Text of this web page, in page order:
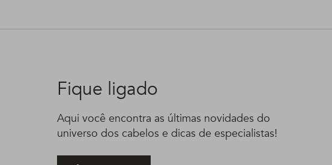
Fique ligado
Aqui você encontra as últimas novidades do
universo dos cabelos e dicas de especialistas!